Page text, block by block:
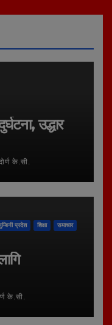
उद्धार
के.सी.
प्रदेश शिक्षा समाचार
के.सी.